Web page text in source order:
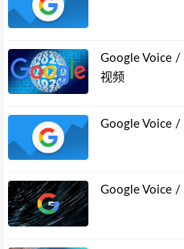
Google Voice /
视频
Google Voice /
Google Voice /